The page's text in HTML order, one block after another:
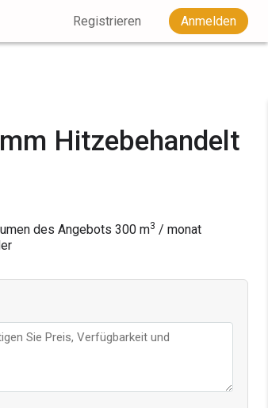
Registrieren Anmelden
Hitzebehandelt
des Angebots 300m3 / monat